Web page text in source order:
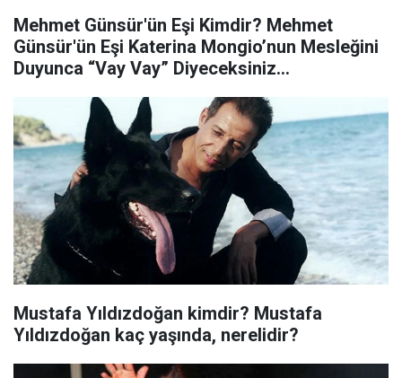
Mehmet Günsür'ün Eşi Kimdir? Mehmet
Günsür'ün Eşi Katerina Mongio’nun Mesleğini
Duyunca “Vay Vay” Diyeceksiniz…
Mustafa Yıldızdoğan kimdir? Mustafa
Yıldızdoğan kaç yaşında, nerelidir?